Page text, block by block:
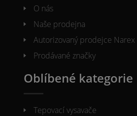
O nás
Naše prodejna
Autorizovaný prodejce Narex
Prodávané značky
Oblíbené kategorie
Tepovací vysavače